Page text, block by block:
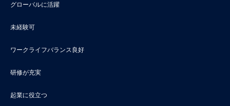
グローバルに活躍
未経験可
ワークライフバランス良好
研修が充実
起業に役立つ